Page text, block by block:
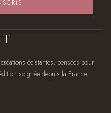
éclatantes, pensées pour
soignée depuis la France.